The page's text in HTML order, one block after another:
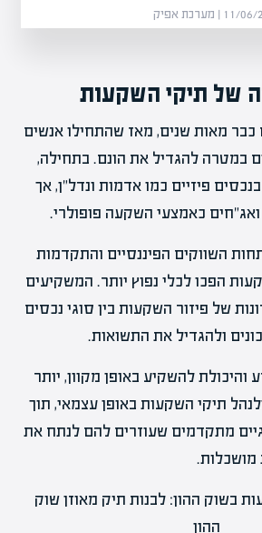
26 | מערכת אפיק
של תיקי השקעות
כבר מאות שנים, מאז שהתחילו אנשים
במטרה להגדיל את הונם. בתחילה,
פיזיים כמו אדמות ונדל"ן, אך
ואג"חים כאמצעי השקעה פופולרי.
התפתחות השווקים הפיננסיים והתקדמות
הפכו לכלי נפוץ יותר. המשקיעים
של פיזור השקעות בין סוגי נכסים
ולהגדיל את התשואות.
והיכולת להשקיע באופן מקוון, יותר
תיקי השקעות באופן עצמאי, תוך
מתקדמים שעוזרים להם לנתח את